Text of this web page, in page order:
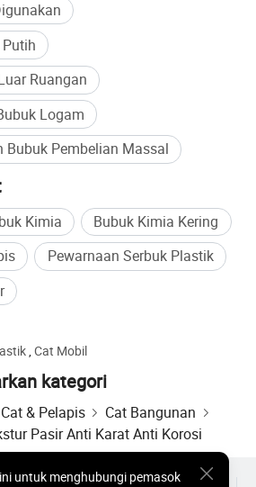
Ruangan
Logam
Bubuk Pembelian Massal
Kimia
Bubuk Kimia Kering
Pewarnaan Serbuk Plastik
,Cat Mobil
kategori
Cat & Pelapis
Cat Bangunan
Pasir Anti Karat Anti Korosi
untuk menghubungi pemasok